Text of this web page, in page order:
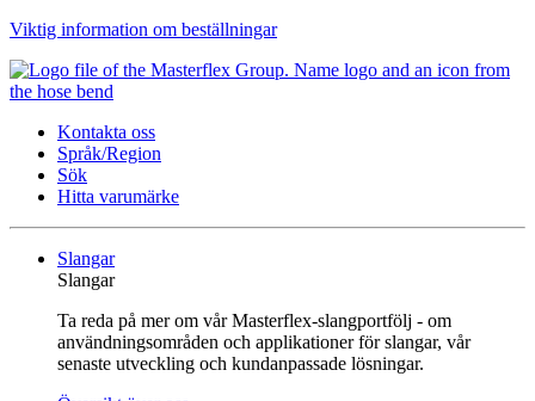
Viktig information om beställningar
Kontakta oss
Språk/Region
Sök
Hitta varumärke
Slangar
Slangar
Ta reda på mer om vår Masterflex-slangportfölj - om
användningsområden och applikationer för slangar, vår
senaste utveckling och kundanpassade lösningar.